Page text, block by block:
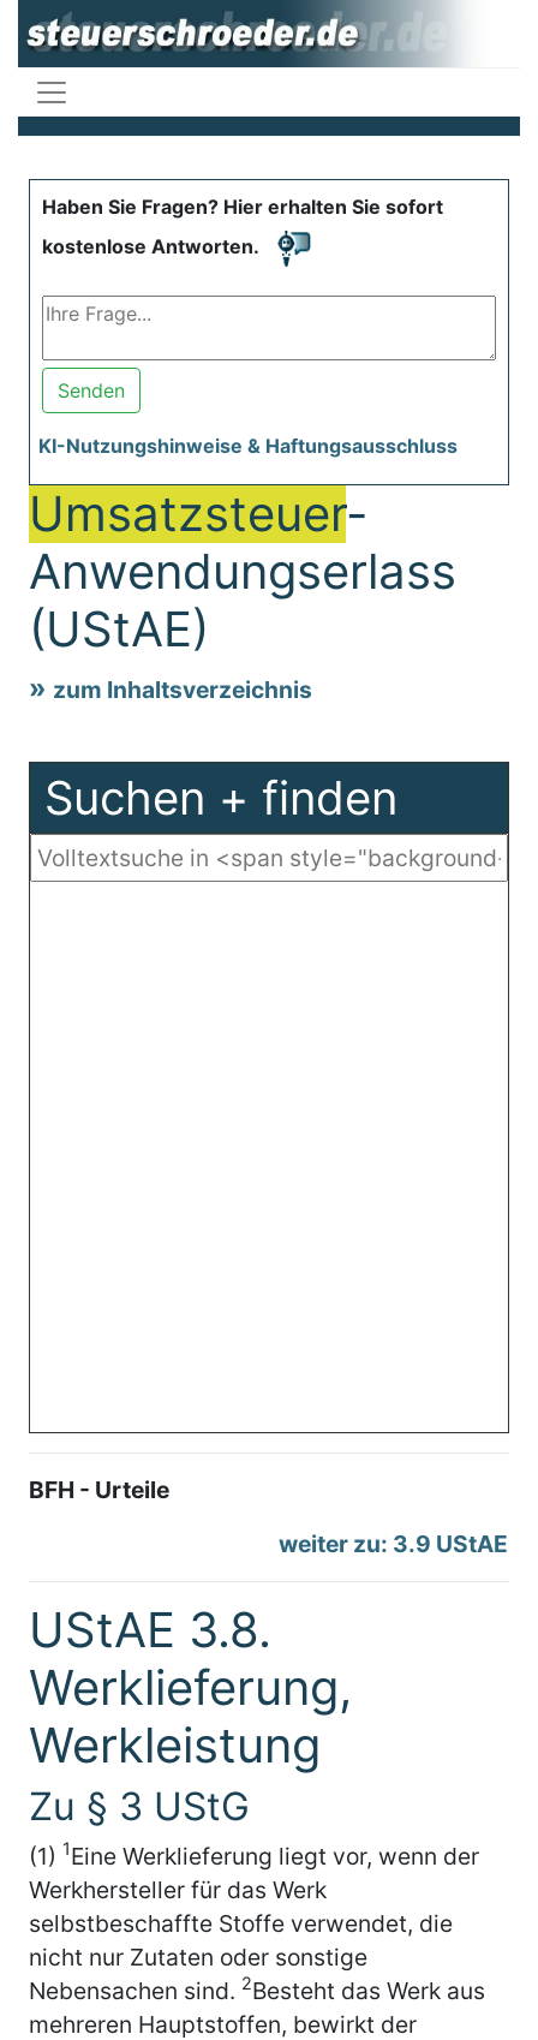
Haben Sie Fragen? Hier erhalten Sie sofort
kostenlose Antworten.
Senden
KI-Nutzungshinweise & Haftungsausschluss
Umsatzsteuer-
Anwendungserlass
(UStAE)
zum Inhaltsverzeichnis
Suchen + finden
BFH - Urteile
weiter zu: 3.9 UStAE
UStAE 3.8.
Werklieferung,
Werkleistung
Zu § 3 UStG
(1) 1Eine Werklieferung liegt vor, wenn der
Werkhersteller für das Werk
selbstbeschaffte Stoffe verwendet, die
nicht nur Zutaten oder sonstige
Nebensachen sind. 2Besteht das Werk aus
mehreren Hauptstoffen, bewirkt der